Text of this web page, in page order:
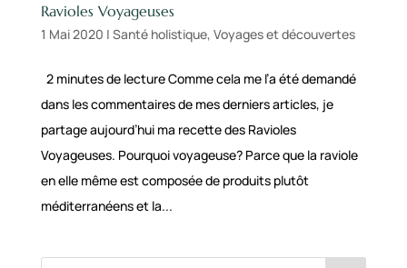
Ravioles Voyageuses
1 Mai 2020 | Santé holistique, Voyages et découvertes
2 minutes de lecture Comme cela me l’a été demandé
dans les commentaires de mes derniers articles, je
partage aujourd’hui ma recette des Ravioles
Voyageuses. Pourquoi voyageuse? Parce que la raviole
en elle même est composée de produits plutôt
méditerranéens et la...